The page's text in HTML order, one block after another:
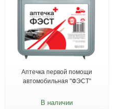
Аптечка первой помощи
автомобильная "ФЭСТ"
В наличии